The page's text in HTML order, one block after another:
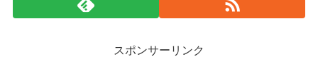
スポンサーリンク